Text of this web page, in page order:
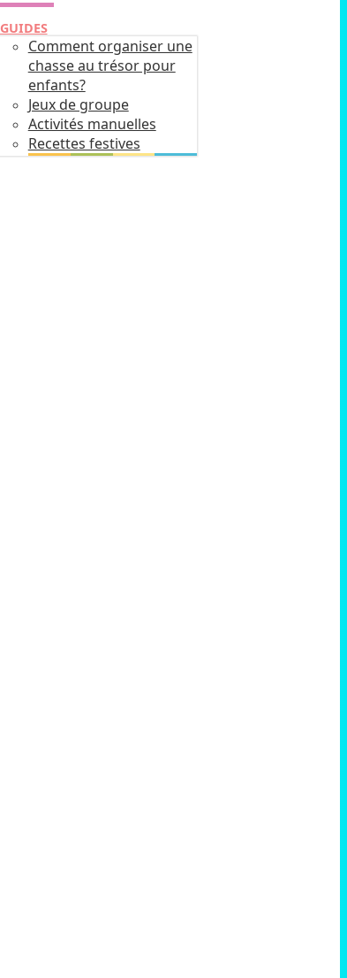
GUIDES
Comment organiser une
chasse au trésor pour
enfants?
Jeux de groupe
Activités manuelles
Recettes festives